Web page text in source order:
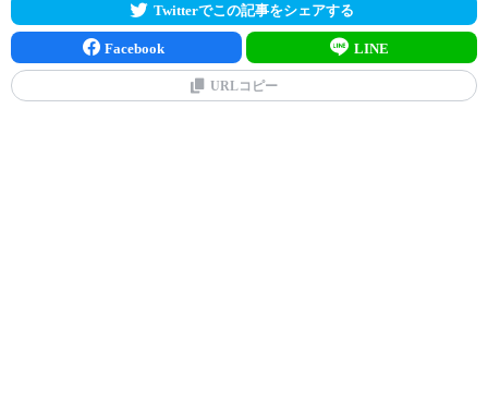
Twitterでこの記事をシェアする
Facebook LINE
URLコピー